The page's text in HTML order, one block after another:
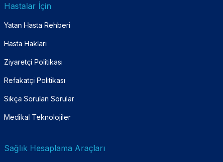
Hastalar İçin
Yatan Hasta Rehberi
Hasta Hakları
Ziyaretçi Politikası
Refakatçi Politikası
Sıkça Sorulan Sorular
Medikal Teknolojiler
Sağlık Hesaplama Araçları